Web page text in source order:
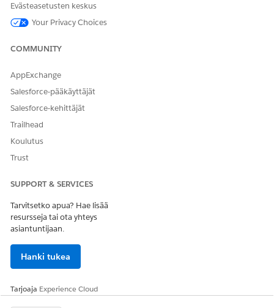
Evästeasetusten keskus
Your Privacy Choices
COMMUNITY
AppExchange
Salesforce-pääkäyttäjät
Salesforce-kehittäjät
Trailhead
Koulutus
Trust
SUPPORT & SERVICES
Tarvitsetko apua? Hae lisää
resursseja tai ota yhteys
asiantuntijaan.
Hanki tukea
Tarjoaja Experience Cloud